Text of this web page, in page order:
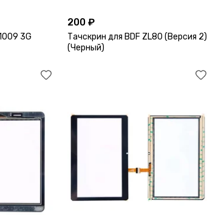
3G
200 ₽
Тачскрин для BDF ZL80 (Версия 2)
(Черный)